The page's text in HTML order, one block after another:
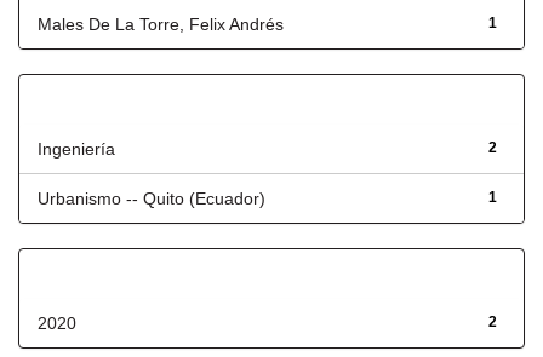
1
Males De La Torre, Felix Andrés
2
Ingeniería
1
Urbanismo -- Quito (Ecuador)
2
2020